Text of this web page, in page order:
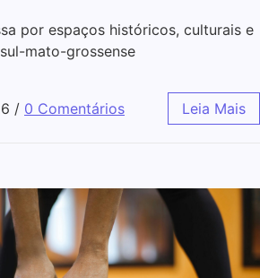
por espaços históricos, culturais e
mato-grossense
/ 0 Comentários Leia Mais